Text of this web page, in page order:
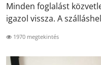
Minden foglalást
igazol vissza. A
1970 megtekintés